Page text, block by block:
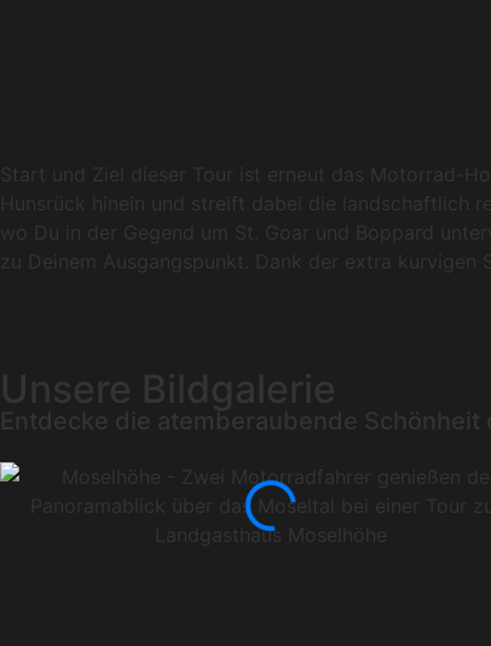
Start und Ziel dieser Tour ist erneut das Motorrad-
Hunsrück hinein und streift dabei die landschaftlich
wo Du in der Gegend um St. Goar und Boppard
zu Deinem Ausgangspunkt. Dank der extra
Unsere Bildgalerie
Entdecke die atemberaubende Schönheit